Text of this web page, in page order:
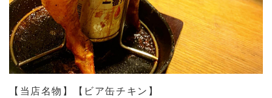
【当店名物】【ビア缶チキン】